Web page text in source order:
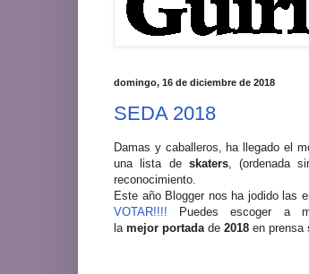
domingo, 16 de diciembre de 2018
SEDA 2018
Damas y caballeros, ha llegado el
una lista de skaters, (ordenada
reconocimiento.
Este año Blogger nos ha jodido las
VOTAR!!!! Puedes escoger a
la mejor portada de 2018 en prensa